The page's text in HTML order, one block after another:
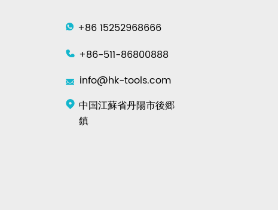
+86 15252968666
+86-511-86800888
info@hk-tools.com
中国江蘇省丹陽市後郷
鎮